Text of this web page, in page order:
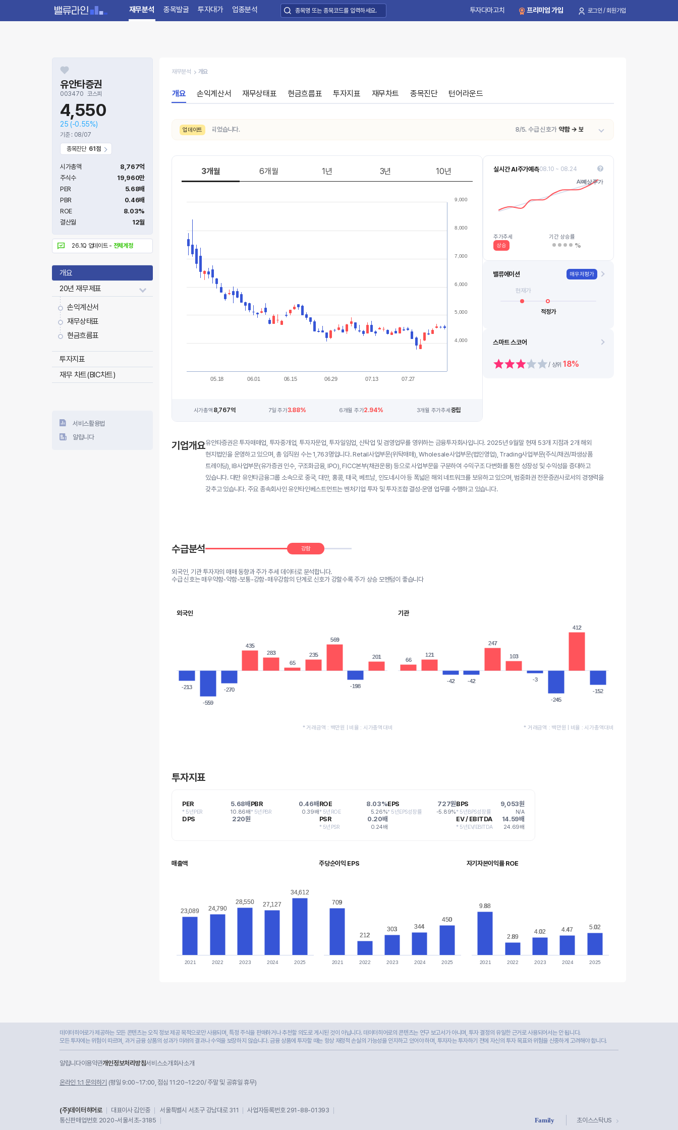
재무분석 종목발굴 투자대가 업종분석 투자다마고치 프리미엄 가입 로그인 / 회원가입
유안타증권
003470 코스피
4,550
25 (-0.55%)
기준 : 08/07
종목진단 61점
시가총액
8,767억
주식수
19,960만
PER
5.68배
PBR
0.46배
ROE
8.03%
결산월
12월
26.1Q 업데이트 - 전체계정
개요
20년 재무제표
손익계산서
재무상태표
현금흐름표
투자지표
재무 차트(BIC차트)
서비스활용법
알립니다
재무분석 개요
개요 손익계산서 재무상태표 현금흐름표 투자지표 재무차트 종목진단 턴어라운드
업데이트
으로 변동되었습니다. 8/5. 수급 신호가약함 → 보통 으로 변동되었습니다.
3개월 6개월 1년 3년 10년
05.18 06.01 06.15 06.29 07.13 07.27
4,000
5,000
6,000
7,000
8,000
9,000
시가총액 8,767억 7일 주가3.88% 6개월 주가2.94% 3개월 주가추세중립
실시간 AI주가예측08.10 ~ 08.24
Values
AI예상주가
AI예상주가
0…08.1108.12 08.1808.1908.2008.21
주가추세
상승
기간 상승률
%
밸류에이션 매우저평가
현재가
적정가
스마트 스코어
/ 상위 18%
기업개요유안타증권은 투자매매업, 투자중개업, 투자자문업, 투자일임업, 신탁업 및 겸영업무를 영위하는 금융투자회사입니다. 2025년 9월말 현재 53개 지점과 2개 해외
현지법인을 운영하고 있으며, 총 임직원 수는 1,763명입니다. Retail사업부문(위탁매매), Wholesale사업부문(법인영업), Trading사업부문(주식/채권/파생상품
트레이딩), IB사업부문(유가증권 인수, 구조화금융, IPO), FICC본부(채권운용) 등으로 사업부문을 구분하여 수익구조 다변화를 통한 성장성 및 수익성을 증대하고
있습니다. 대만 유안타금융그룹 소속으로 중국, 대만, 홍콩, 태국, 베트남, 인도네시아 등 폭넓은 해외 네트워크를 보유하고 있으며, 범중화권 전문증권사로서의 경쟁력을
갖추고 있습니다. 주요 종속회사인 유안타인베스트먼트는 벤처기업 투자 및 투자조합 결성·운영 업무를 수행하고 있습니다.
수급분석 강함
외국인, 기관 투자자의 매매 동향과 주가 추세 데이터로 분석합니다.
수급 신호는 매우약함-약함-보통-강함-매우강함의 단계로 신호가 강할수록 주가 상승 모멘텀이 좋습니다
외국인
-213
-213
-559
-559
-270
-270
435
435
283
283
65
65
235
235
569
569
-198
-198
201
201
* 거래금액 : 백만원 | 비율 : 시가총액대비
기관
66
66
121
121
-42
-42 -42
-42
247
247
103
103
-3
-3
-245
-245
412
412
-152
-152
* 거래금액 : 백만원 | 비율 : 시가총액대비
투자지표
PER 5.68배
* 5년PER 10.86배
PBR 0.46배
* 5년PBR 0.39배
ROE 8.03%
* 5년ROE 5.26%
EPS 727원
* 5년EPS성장률 -5.89%
BPS 9,053원
* 5년BPS성장률 N/A
DPS 220원 PSR 0.20배
* 5년PSR 0.24배
EV / EBITDA 14.59배
* 5년EV/EBITDA 24.69배
매출액
23,089
23,089 24,790
24,790
28,550
28,550 27,127
27,127
34,612
34,612
2021 2022 2023 2024 2025
주당순이익 EPS
709
709
212
212
303
303 344
344
450
450
2021 2022 2023 2024 2025
자기자본이익률 ROE
9.88
9.88
2.89
2.89
4.02
4.02 4.47
4.47 5.02
5.02
2021 2022 2023 2024 2025
데이터히어로가 제공하는 모든 콘텐츠는 오직 정보 제공 목적으로만 사용되며, 특정 주식을 판매하거나 추천할 의도로 게시된 것이 아닙니다. 데이터히어로의 콘텐츠는 연구 보고서가 아니며, 투자 결정의 유일한 근거로 사용되어서는 안 됩니다.
모든 투자에는 위험이 따르며, 과거 금융 상품의 성과가 미래의 결과나 수익을 보장하지 않습니다. 금융 상품에 투자할 때는 항상 재정적 손실의 가능성을 인지하고 있어야 하며, 투자자는 투자하기 전에 자신의 투자 목표와 위험을 신중하게 고려해야 합니다.
알립니다이용약관개인정보처리방침서비스소개 회사소개
온라인 1:1 문의하기 (평일 9:00~17:00, 점심 11:20~12:20/ 주말 및 공휴일 휴무)
(주)데이터히어로 대표이사 김인중 서울특별시 서초구 강남대로 311
사업자등록번호 291-88-01393
통신판매업번호 2020-서울서초-3185
Family 초이스스탁US